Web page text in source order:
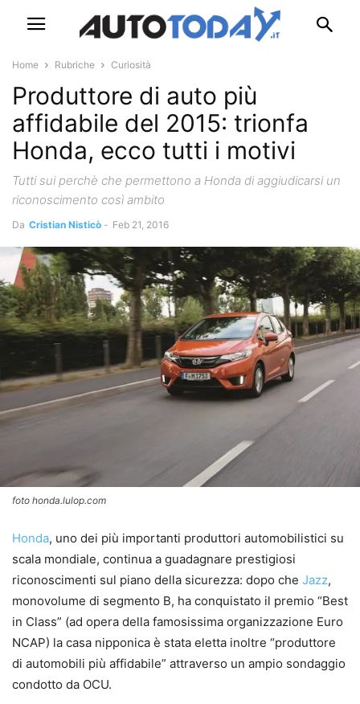
Home Rubriche Curiosità
Produttore di auto più
affidabile del 2015: trionfa
Honda, ecco tutti i motivi
Tutti sui perchè che permettono a Honda di aggiudicarsi un
riconoscimento così ambito
Da Cristian Nisticò - Feb 21, 2016
foto honda.lulop.com
Honda, uno dei più importanti produttori automobilistici su
scala mondiale, continua a guadagnare prestigiosi
riconoscimenti sul piano della sicurezza: dopo che Jazz,
monovolume di segmento B, ha conquistato il premio “Best
in Class” (ad opera della famosissima organizzazione Euro
NCAP) la casa nipponica è stata eletta inoltre “produttore
di automobili più affidabile” attraverso un ampio sondaggio
condotto da OCU.